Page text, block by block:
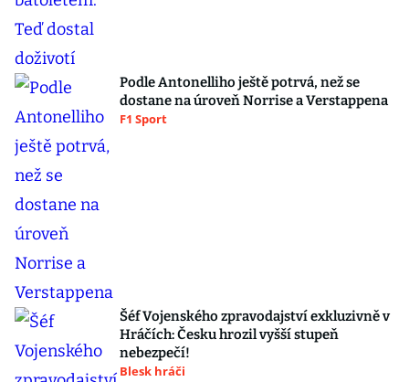
Podle Antonelliho ještě potrvá, než se
dostane na úroveň Norrise a Verstappena
F1 Sport
Šéf Vojenského zpravodajství exkluzivně v
Hráčích: Česku hrozil vyšší stupeň
nebezpečí!
Blesk hráči